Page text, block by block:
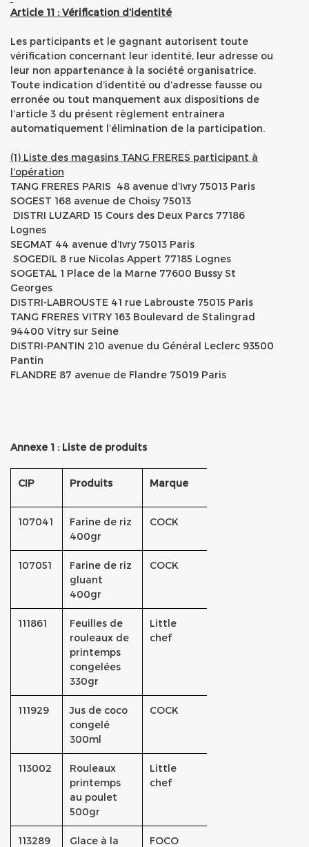
Article 11 : Vérification d’identité
Les participants et le gagnant autorisent toute
vérification concernant leur identité, leur adresse ou
leur non appartenance à la société organisatrice.
Toute indication d’identité ou d’adresse fausse ou
erronée ou tout manquement aux dispositions de
l’article 3 du présent règlement entrainera
automatiquement l’élimination de la participation.
(1) Liste des magasins TANG FRERES participant à
l’opération
TANG FRERES PARIS 48 avenue d’Ivry 75013 Paris
SOGEST 168 avenue de Choisy 75013
DISTRI LUZARD 15 Cours des Deux Parcs 77186
Lognes
SEGMAT 44 avenue d’Ivry 75013 Paris
SOGEDIL 8 rue Nicolas Appert 77185 Lognes
SOGETAL 1 Place de la Marne 77600 Bussy St
Georges
DISTRI-LABROUSTE 41 rue Labrouste 75015 Paris
TANG FRERES VITRY 163 Boulevard de Stalingrad
94400 Vitry sur Seine
DISTRI-PANTIN 210 avenue du Général Leclerc 93500
Pantin
FLANDRE 87 avenue de Flandre 75019 Paris
Annexe 1 : Liste de produits
CIP Produits Marque
107041
Farine de riz
400gr
COCK
107051
Farine de riz
gluant
400gr
COCK
111861
Feuilles de
rouleaux de
printemps
congelées
330gr
Little
chef
111929
Jus de coco
congelé
300ml
COCK
113002
Rouleaux
printemps
au poulet
500gr
Little
chef
113289
Glace à la
FOCO